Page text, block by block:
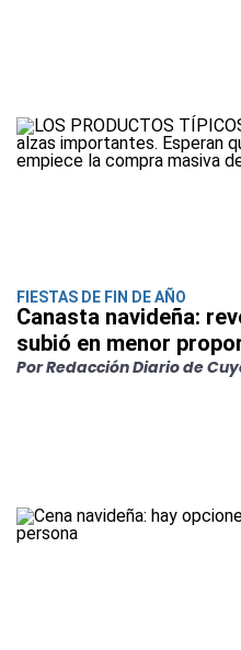
FIESTAS DE FIN DE AÑO
Canasta navideña:
subió en menor
Por Redacción Diario de